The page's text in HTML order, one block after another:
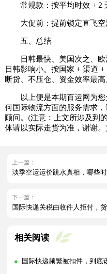
常规款：按平均时效 + 2
大促前：提前锁定直飞空
五、总结
日韩最快、美国次之、欧
日韩影响小。按国家 + 渠道
断货、不压仓、资金效率最高
以上便是本期百运网为您
何国际物流方面的服务需求
顾问。(注意：上文所涉及到
体请以实际走货为准，谢谢。
上一篇：
下一篇：
相关阅读
国际快递频繁被扣件，到底该如何